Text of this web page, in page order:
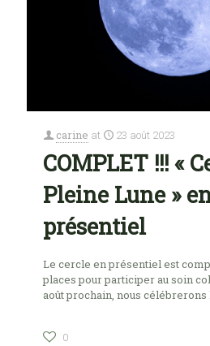
carine at 23 août 2023
COMPLET !!! «
Pleine Lune »
présentiel
Le cercle en présentiel est
places pour participer au soin
août prochain, nous célébrerons
0